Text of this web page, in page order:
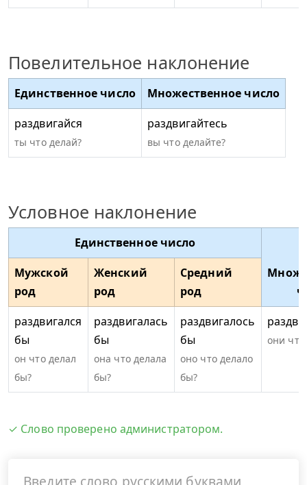
Повелительное наклонение
Единственное число
Множественное число
раздвигайся
ты что делай?
раздвигайтесь
вы что делайте?
Условное наклонение
Единственное число
Мужской
род
Женский
род
Средний
род
раздвигался
бы
он что делал
бы?
раздвигалась
бы
она что делала
бы?
раздвигалось
бы
оно что делало
бы?
они
✓ Слово проверено администратором.